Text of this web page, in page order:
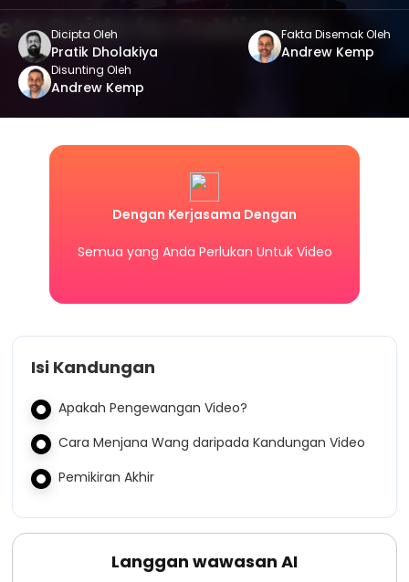
Dicipta Oleh
Pratik Dholakiya
Fakta Disemak Oleh
Andrew Kemp
Disunting Oleh
Andrew Kemp
Dengan Kerjasama Dengan
Semua yang Anda Perlukan Untuk Video
Isi Kandungan
Apakah Pengewangan Video?
Cara Menjana Wang daripada Kandungan Video
Pemikiran Akhir
Langgan wawasan AI